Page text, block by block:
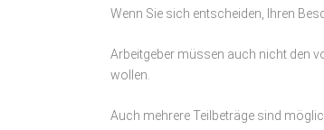
Wenn Sie sich entscheiden, Ihren
Arbeitgeber müssen auch nicht den
wollen.
Auch mehrere Teilbeträge sind